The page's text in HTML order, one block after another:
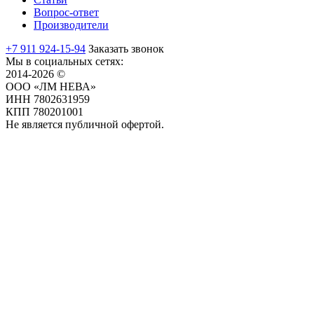
Вопрос-ответ
Производители
+7 911 924-15-94 Заказать звонок
Мы в социальных сетях:
2014-2026 ©
ООО «ЛМ НЕВА»
ИНН 7802631959
КПП 780201001
Не является публичной офертой.